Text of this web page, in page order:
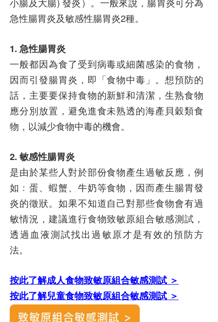
小腸及大腸) 發炎）。一般來說，腸胃炎可分為
急性腸胃炎及敏感性腸胃炎2種。
1. 急性腸胃炎
一般都因為食了受到病毒或細菌感染的食物，
因而引發腸胃炎，即「食物中毒」。想預防的
話，主要要保持食物的新鮮和清潔，生熟食物
應分別放置，避免進食未熟透的海產貝穀類食
物，以減少食物中毒的機會。
2. 敏感性腸胃炎
是由於某些人對於部份食物產生過敏反應，例
如﹕蛋、蝦蟹、牛奶等食物，因而產生腸胃發
炎的徵狀。如果不知道自己對那些食物會有過
敏情況，建議進行食物致敏原組合敏感測試，
透過血液測試找出過敏原才是有效的預防方
法。
按此了解成人食物致敏原組合敏感測試 ＞
按此了解兒童食物致敏原組合敏感測試 ＞